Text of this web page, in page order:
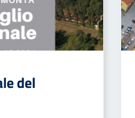
del